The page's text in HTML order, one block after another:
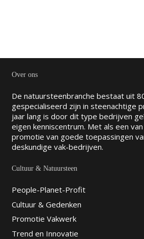
Over ons
De natuursteenbranche bestaat uit
gespecialiseerd zijn in steenachtige
jaar lang is door dit type bedrijven
eigen kenniscentrum. Met als een
promotie van goede toepassingen
deskundige vak-bedrijven.
Cultuur & Natuursteen
People-Planet-Profit
Cultuur & Gedenken
Promotie Vakwerk
Trend en Innovatie